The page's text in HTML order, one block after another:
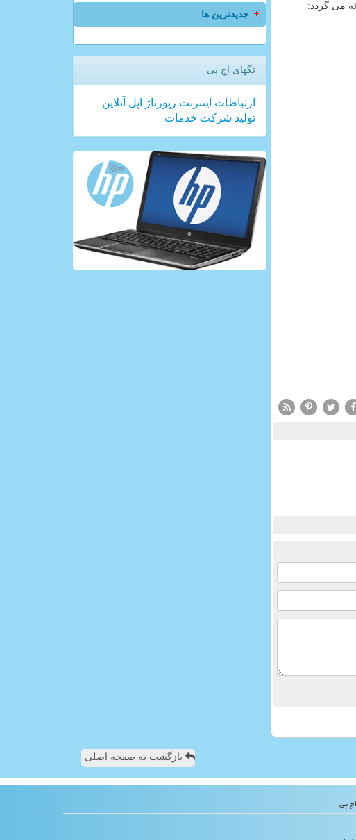
می گردد:
جدیدترین ها
تگهای اچ پی
ارتباطات اینترنت رپورتاژ اپل آنلاین
تولید شركت خدمات
بازگشت به صفحه اصلی
پی